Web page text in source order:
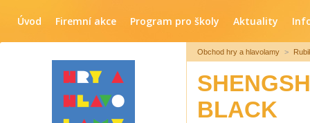
Úvod Firemní akce Program pro školy Aktuality
Obchod hry a hlavolamy >
BLACK